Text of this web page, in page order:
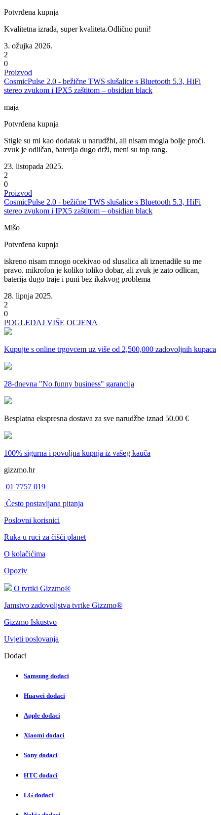
Potvrđena kupnja
Kvalitetna izrada, super kvaliteta.Odlično puni!
3. ožujka 2026.
2
0
Proizvod
CosmicPulse 2.0 - bežične TWS slušalice s Bluetooth 5.3, HiFi
stereo zvukom i IPX5 zaštitom – obsidian black
maja
Potvrđena kupnja
Stigle su mi kao dodatak u narudžbi, ali nisam mogla bolje proći.
zvuk je odličan, baterija dugo drži, meni su top rang.
23. listopada 2025.
2
0
Proizvod
CosmicPulse 2.0 - bežične TWS slušalice s Bluetooth 5.3, HiFi
stereo zvukom i IPX5 zaštitom – obsidian black
Mišo
Potvrđena kupnja
iskreno nisam mnogo ocekivao od slusalica ali iznenadile su me
pravo. mikrofon je koliko toliko dobar, ali zvuk je zato odlican,
baterija dugo traje i puni bez ikakvog problema
28. lipnja 2025.
2
0
POGLEDAJ VIŠE OCJENA
Kupujte s online trgovcem uz više od 2,500,000 zadovoljnih kupaca
28-dnevna "No funny business" garancija
Besplatna ekspresna dostava za sve narudžbe iznad 50.00 €
100% sigurna i povoljna kupnja iz vašeg kauča
gizzmo.hr
01 7757 019
Često postavljana pitanja
Poslovni korisnici
Ruka u ruci za čišći planet
O kolačićima
Opoziv
O tvrtki Gizzmo®
Jamstvo zadovoljstva tvrtke Gizzmo®
Gizzmo Iskustvo
Uvjeti poslovanja
Dodaci
Samsung dodaci
Huawei dodaci
Apple dodaci
Xiaomi dodaci
Sony dodaci
HTC dodaci
LG dodaci